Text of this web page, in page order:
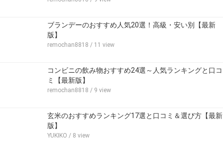
ブランデーのおすすめ人気20選！高級・安い別【最新
版】
remochan8818 / 11 view
コンビニの飲み物おすすめ24選～人気ランキングと口コ
ミ【最新版】
remochan8818 / 9 view
玄米のおすすめランキング17選と口コミ＆選び方【最新
版】
YUKIKO / 8 view